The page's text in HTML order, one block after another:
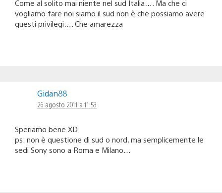
Come al solito mai niente nel sud Italia…. Ma che ci
vogliamo fare noi siamo il sud non è che possiamo avere
questi privilegi…. Che amarezza
Gidan88
26 agosto 2011 a 11:53
Speriamo bene XD
ps: non è questione di sud o nord, ma semplicemente le
sedi Sony sono a Roma e Milano…